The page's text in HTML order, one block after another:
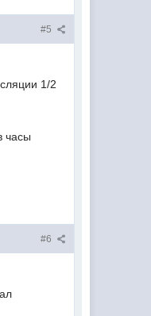
#5
1/2
часы
#6